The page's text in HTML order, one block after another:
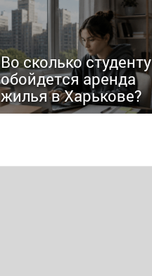
Во сколько студенту
обойдется аренда
жилья в Харькове?